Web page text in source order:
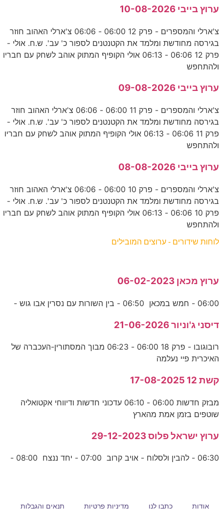
ערוץ בייבי 10-08-2026
צ'ארלי והמספרים - פרק 12 06:00 - 06:06 צ'ארלי האהוב חוזר
בגירסה מחודשת ומלמד את הקטנטנים לספור כ' עב'. ש.ח. אולי -
פרק 12 06:06 - 06:13 אולי הקופיף המתוק אוהב לשחק עם חבריו
ולהתחפש
ערוץ בייבי 09-08-2026
צ'ארלי והמספרים - פרק 11 06:00 - 06:06 צ'ארלי האהוב חוזר
בגירסה מחודשת ומלמד את הקטנטנים לספור כ' עב'. ש.ח. אולי -
פרק 11 06:06 - 06:13 אולי הקופיף המתוק אוהב לשחק עם חבריו
ולהתחפש
ערוץ בייבי 08-08-2026
צ'ארלי והמספרים - פרק 10 06:00 - 06:06 צ'ארלי האהוב חוזר
בגירסה מחודשת ומלמד את הקטנטנים לספור כ' עב'. ש.ח. אולי -
פרק 10 06:06 - 06:13 אולי הקופיף המתוק אוהב לשחק עם חבריו
ולהתחפש
לוחות שידורים - ערוצים המובילים
ערוץ מכאן 06-02-2023
06:00 - חמש במכאן 06:50 - בין השורות עם נסרין אבו גוש -
דיסני ג'וניור 21-06-2026
רובוגובו - פרק 18 06:00 - 06:23 מבוך המסתורין-העכברה של
האיכרית פיי נעלמה
קשת 12 17-08-2025
מבזק חדשות 06:00 - 06:10 עדכוני חדשות ודיווחי אקטואליה
שוטפים בזמן אמת מהארץ
ערוץ ישראל פלוס 29-12-2023
06:30 - להבין ולסלוח - אויב קרוב 07:00 - יחד ננצח 08:00 -
אודות כתבו לנו מדיניות פרטיות תנאים והגבלות